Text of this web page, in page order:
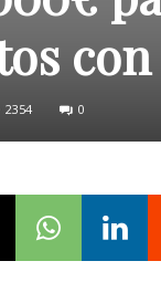
2354 0